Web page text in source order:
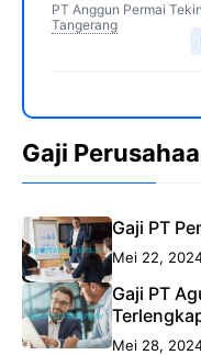
PT Anggun Permai
Tangerang
Gaji
Gaji PT
Mei 22,
Gaji PT
Mei 28,